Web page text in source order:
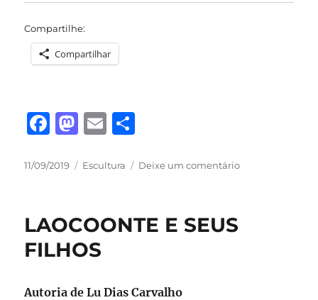
Compartilhe:
Compartilhar
F
c
b
o
o
k
M
st
d
o
n
E
ai a
Publicado
11/09/2019 Categorias
Escultura Deixe um comentárioem
LAOCOONTE E SEUS
FILHOS
Autoria de Lu Dias Carvalho